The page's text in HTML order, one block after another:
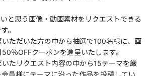
と思う画像・動画素材をリクエストできる
。
いただいた方の中から抽選で100名様に、画
％OFFクーポンを進呈いたします。
たリクエスト内容の中から15テーマを厳
員様にテーマに沿った作品を投稿してい